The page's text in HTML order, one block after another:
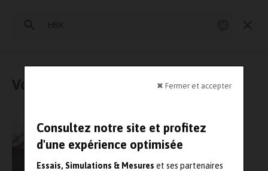
✖ Fermer et accepter
Consultez notre site et profitez
d'une expérience optimisée
Essais, Simulations & Mesures et ses partenaires
Vous avez cherché : « HBK »
Le laboratoire d’essai espagnol Cetest fait
appel à HBK pour réduire le bruit des trains